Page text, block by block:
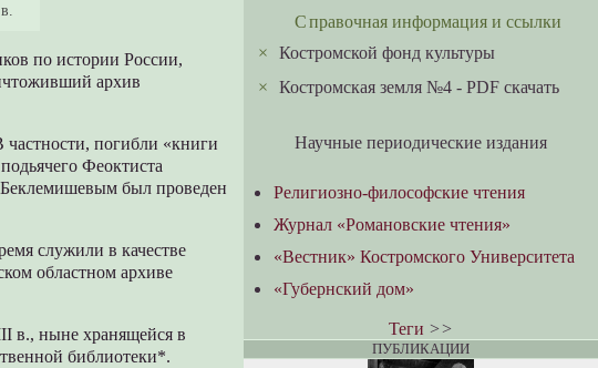
по истории России,
архив
погибли «книги
Феоктиста
был проведен
служили в качестве
областном архиве
в., ныне хранящейся в
библиотеки*.
Справочная информация и ссылки
×Костромской фонд культуры
×Костромская земля №4 - PDF скачать
Научные периодические издания
Религиозно-философские чтения
Журнал «Романовские чтения»
«Вестник» Костромского Университета
«Губернский дом»
Теги >>
ПУБЛИКАЦИИ